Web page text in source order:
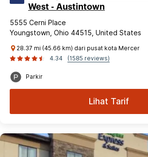
West - Austintown
5555 Cerni Place
Youngstown, Ohio 44515, United States
28.37 mi (45.66 km) dari pusat kota Mercer
4.34
(1585 reviews)
Parkir
Lihat Tarif